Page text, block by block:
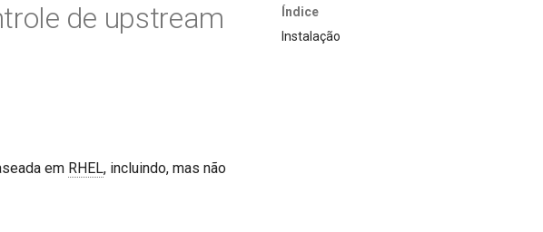
Deutsch
Índice
Instalação
de upstream
em RHEL, incluindo, mas não